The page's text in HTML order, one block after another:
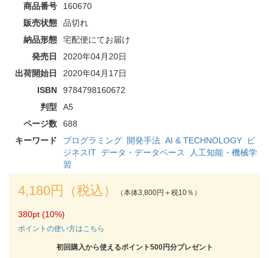
商品番号
160670
販売状態
品切れ
納品形態
宅配便にてお届け
発売日
2020年04月20日
出荷開始日
2020年04月17日
ISBN
9784798160672
判型
A5
ページ数
688
キーワード
プログラミング 開発手法 AI & TECHNOLOGY
ビ
ジネスIT データ・データベース
人工知能・機械学
習
4,180円（税込） （本体3,800円＋税10％）
380pt (10%)
ポイントの使い方はこちら
初回購入から使えるポイント500円分プレゼント